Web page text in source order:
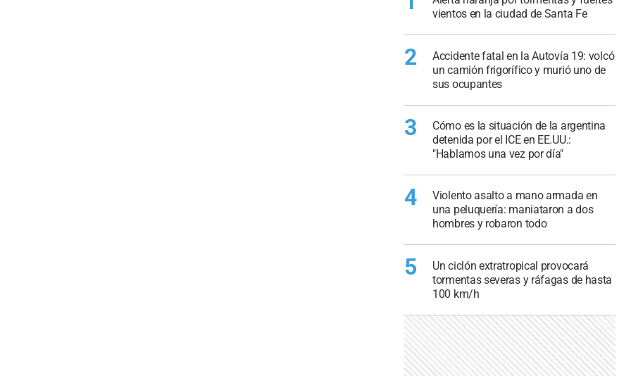
vientos en la ciudad de Santa Fe
2
Accidente fatal en la Autovía 19: volcó
un camión frigorífico y murió uno de
sus ocupantes
3
Cómo es la situación de la argentina
detenida por el ICE en EE.UU.:
"Hablamos una vez por día"
4
Violento asalto a mano armada en
una peluquería: maniataron a dos
hombres y robaron todo
5
Un ciclón extratropical provocará
tormentas severas y ráfagas de hasta
100 km/h